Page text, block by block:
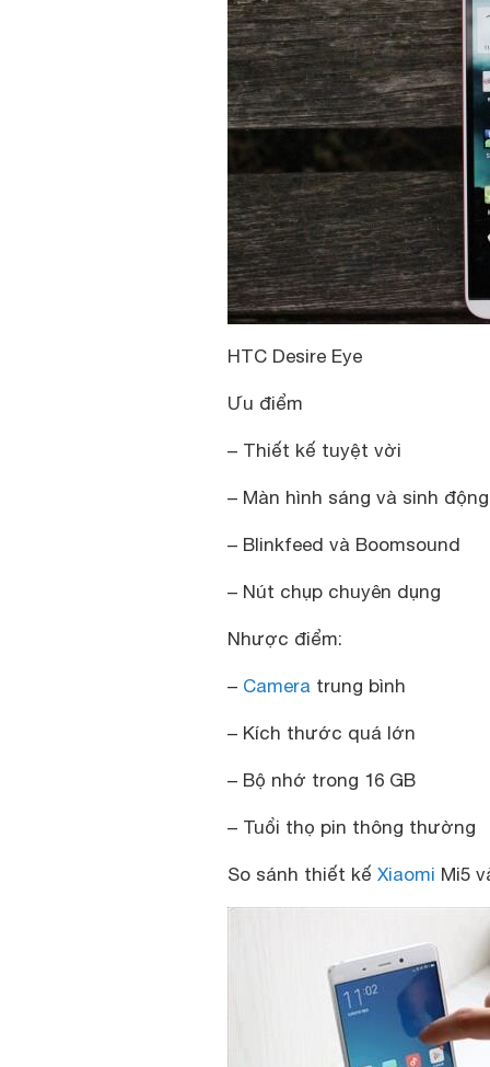
HTC Desire Eye
Ưu điểm
– Thiết kế tuyệt vời
– Màn hình sáng và sinh động
– Blinkfeed và Boomsound
– Nút chụp chuyên dụng
Nhược điểm:
– Camera trung bình
– Kích thước quá lớn
– Bộ nhớ trong 16 GB
– Tuổi thọ pin thông thường
So sánh thiết kế Xiaomi Mi5